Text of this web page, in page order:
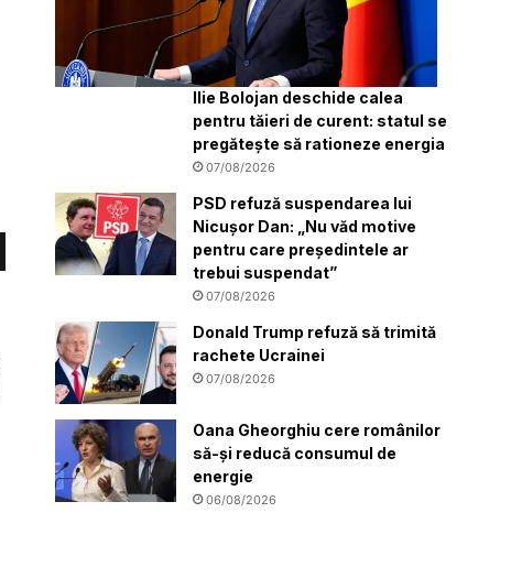
Ilie Bolojan deschide calea
pentru tăieri de curent: statul se
pregătește să rationeze energia
07/08/2026
PSD refuză suspendarea lui
Nicușor Dan: „Nu văd motive
pentru care președintele ar
trebui suspendat”
07/08/2026
Donald Trump refuză să trimită
rachete Ucrainei
07/08/2026
Oana Gheorghiu cere românilor
să-și reducă consumul de
energie
06/08/2026